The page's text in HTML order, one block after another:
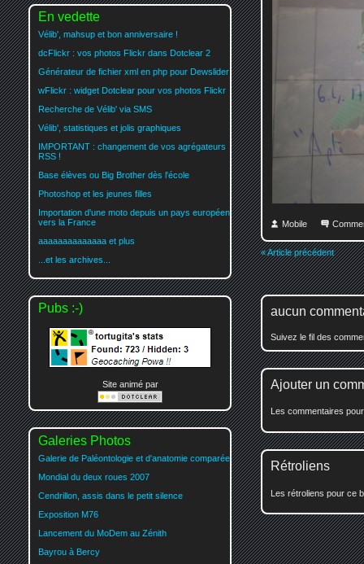
Mobile
« Article précédent
aucun
Suivez le fil des
Ajouter un
Les commentaires
Rétroliens
Les rétroliens pour ce
En vedette
Vélib', mahsup et bon anniversaire !
dcFlickr : vos photos Flickr dans Dotclear 2
Générateur de fichier xml en php pour Dewslider
wFlickr : widget Dotclear pour vos photos Flickr
Recherche de Vélib' via SMS
Vélib', statistiques et jolis graphiques
IMPORTANT : changement de vos agrégateurs
RSS !
Base élèves ou Big Brother dès l'école
Photoshop et les jeunes filles
Importation d'une moto depuis un pays européen
vers la France
aaaaaaaaaaaaaa et plus
...et les archives...
Pubs :-)
Site animé par
Galeries Photos
Galerie de Paléontologie et d'anatomie comparée
Mondial du deux roues 2007
Cendrillon, assis dans le petit silence
Exposition M76
Lancement du MoDem au Zénith
Bayrou à Bercy